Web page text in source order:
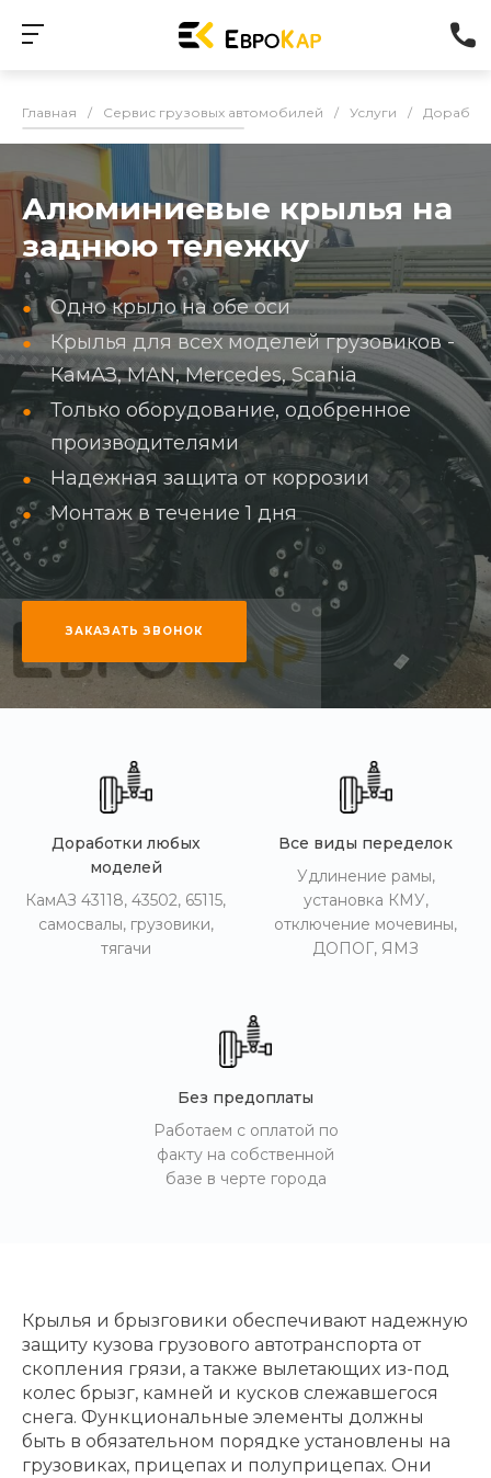
Главная / Сервис грузовых автомобилей / Услуги /
Алюминиевые крылья на
заднюю тележку
Одно крыло на обе оси
Крылья для всех моделей грузовиков -
КамАЗ, MAN, Mercedes, Scania
Только оборудование, одобренное
производителями
Надежная защита от коррозии
Монтаж в течение 1 дня
ЗАКАЗАТЬ ЗВОНОК
Доработки любых
моделей
КамАЗ 43118, 43502, 65115,
самосвалы, грузовики,
тягачи
Все виды переделок
Удлинение рамы,
установка КМУ,
отключение мочевины,
ДОПОГ, ЯМЗ
Без предоплаты
Работаем с оплатой по
факту на собственной
базе в черте города
Крылья и брызговики обеспечивают надежную
защиту кузова грузового автотранспорта от
скопления грязи, а также вылетающих из-под
колес брызг, камней и кусков слежавшегося
снега. Функциональные элементы должны
быть в обязательном порядке установлены на
грузовиках, прицепах и полуприцепах. Они